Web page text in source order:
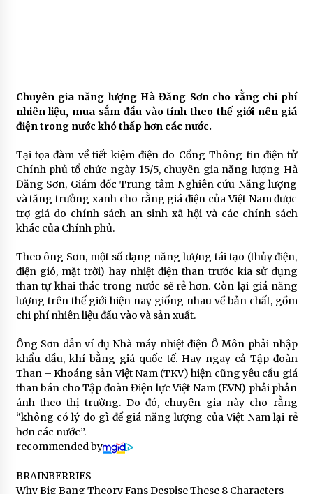
Chuyên gia năng lượng Hà Đăng Sơn cho rằng chi phí
nhiên liệu, mua sắm đầu vào tính theo thế giới nên giá
điện trong nước khó thấp hơn các nước.
Tại tọa đàm về tiết kiệm điện do Cổng Thông tin điện tử
Chính phủ tổ chức ngày 15/5, chuyên gia năng lượng Hà
Đăng Sơn, Giám đốc Trung tâm Nghiên cứu Năng lượng
và tăng trưởng xanh cho rằng giá điện của Việt Nam được
trợ giá do chính sách an sinh xã hội và các chính sách
khác của Chính phủ.
Theo ông Sơn, một số dạng năng lượng tái tạo (thủy điện,
điện gió, mặt trời) hay nhiệt điện than trước kia sử dụng
than tự khai thác trong nước sẽ rẻ hơn. Còn lại giá năng
lượng trên thế giới hiện nay giống nhau về bản chất, gồm
chi phí nhiên liệu đầu vào và sản xuất.
Ông Sơn dẫn ví dụ Nhà máy nhiệt điện Ô Môn phải nhập
khẩu dầu, khí bằng giá quốc tế. Hay ngay cả Tập đoàn
Than – Khoáng sản Việt Nam (TKV) hiện cũng yêu cầu giá
than bán cho Tập đoàn Điện lực Việt Nam (EVN) phải phản
ánh theo thị trường. Do đó, chuyên gia này cho rằng
“không có lý do gì để giá năng lượng của Việt Nam lại rẻ
hơn các nước”.
recommended by
BRAINBERRIES
Why Big Bang Theory Fans Despise These 8 Characters